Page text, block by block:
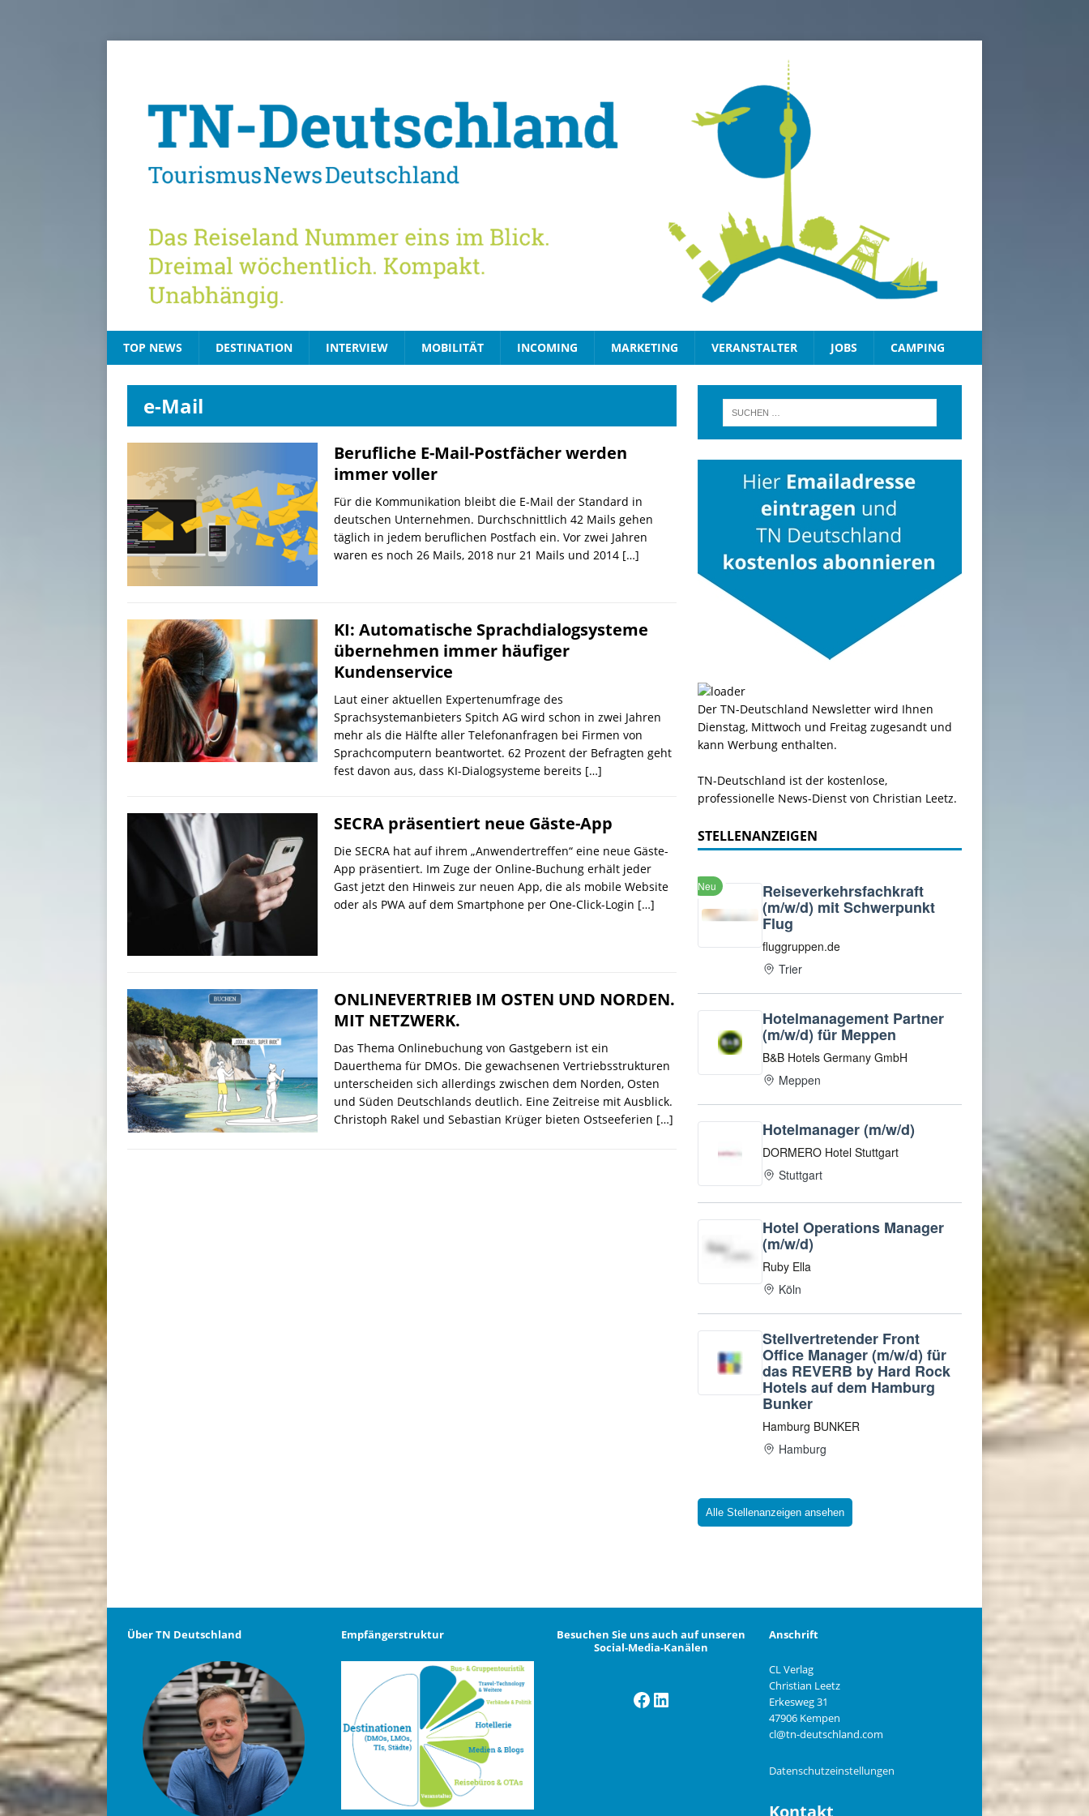
TOP NEWS DESTINATION INTERVIEW MOBILITÄT INCOMING MARKETING VERANSTALTER JOBS CAMPING
e-Mail
Berufliche E-Mail-Postfächer werden
immer voller
Für die Kommunikation bleibt die E-Mail der Standard in
deutschen Unternehmen. Durchschnittlich 42 Mails gehen
täglich in jedem beruflichen Postfach ein. Vor zwei Jahren
waren es noch 26 Mails, 2018 nur 21 Mails und 2014 […]
KI: Automatische Sprachdialogsysteme
übernehmen immer häufiger
Kundenservice
Laut einer aktuellen Expertenumfrage des
Sprachsystemanbieters Spitch AG wird schon in zwei Jahren
mehr als die Hälfte aller Telefonanfragen bei Firmen von
Sprachcomputern beantwortet. 62 Prozent der Befragten geht
fest davon aus, dass KI-Dialogsysteme bereits […]
SECRA präsentiert neue Gäste-App
Die SECRA hat auf ihrem „Anwendertreffen“ eine neue Gäste-
App präsentiert. Im Zuge der Online-Buchung erhält jeder
Gast jetzt den Hinweis zur neuen App, die als mobile Website
oder als PWA auf dem Smartphone per One-Click-Login […]
ONLINEVERTRIEB IM OSTEN UND NORDEN.
MIT NETZWERK.
Das Thema Onlinebuchung von Gastgebern ist ein
Dauerthema für DMOs. Die gewachsenen Vertriebsstrukturen
unterscheiden sich allerdings zwischen dem Norden, Osten
und Süden Deutschlands deutlich. Eine Zeitreise mit Ausblick.
Christoph Rakel und Sebastian Krüger bieten Ostseeferien […]
Der TN-Deutschland Newsletter wird Ihnen
Dienstag, Mittwoch und Freitag zugesandt und
kann Werbung enthalten.
TN-Deutschland ist der kostenlose,
professionelle News-Dienst von Christian Leetz.
STELLENANZEIGEN
Alle Stellenanzeigen ansehen
Über TN Deutschland Empfängerstruktur
Besuchen Sie uns auch auf unseren
Social-Media-Kanälen
Facebook
LinkedIn
Anschrift
CL Verlag
Christian Leetz
Erkesweg 31
47906 Kempen
cl@tn-deutschland.com
Datenschutzeinstellungen
Kontakt